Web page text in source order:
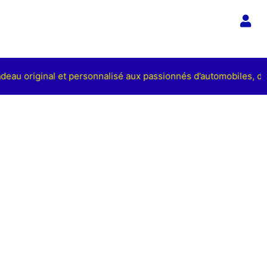
original et personnalisé aux passionnés d’automobiles,